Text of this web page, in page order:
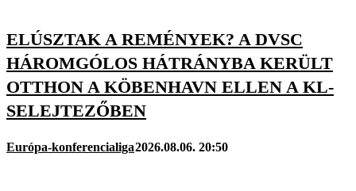
ELÚSZTAK A REMÉNYEK? A DVSC
HÁROMGÓLOS HÁTRÁNYBA KERÜLT
OTTHON A KÖBENHAVN ELLEN A KL-
SELEJTEZŐBEN
Európa-konferencialiga2026.08.06. 20:50